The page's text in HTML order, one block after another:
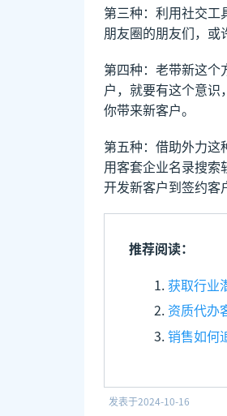
第三种：利用社交工
朋友圈的朋友们，或
第四种：老带新这
户，就要有这个意
你带来新客户。
第五种：借助外力这
用客套企业名录搜索
开发新客户到签约客
推荐阅读：
获取行业
资质代办
销售如何
发表于2024-10-16